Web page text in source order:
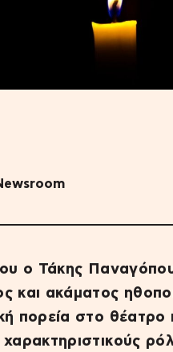
ο Τάκης
και ακάματος
πορεία στο θέατρο